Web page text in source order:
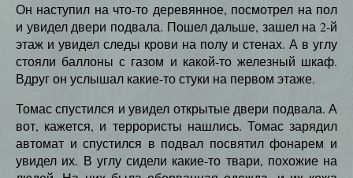
Он наступил на что-то деревянное, посмотрел на пол
и увидел двери подвала. Пошел дальше, зашел на 2-й
этаж и увидел следы крови на полу и стенах. А в углу
стояли баллоны с газом и какой-то железный шкаф.
Вдруг он услышал какие-то стуки на первом этаже.
Томас спустился и увидел открытые двери подвала. А
вот, кажется, и террористы нашлись. Томас зарядил
автомат и спустился в подвал посвятил фонарем и
увидел их. В углу сидели какие-то твари, похожие на